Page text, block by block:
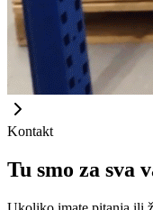
Kontakt
Tu smo za sva